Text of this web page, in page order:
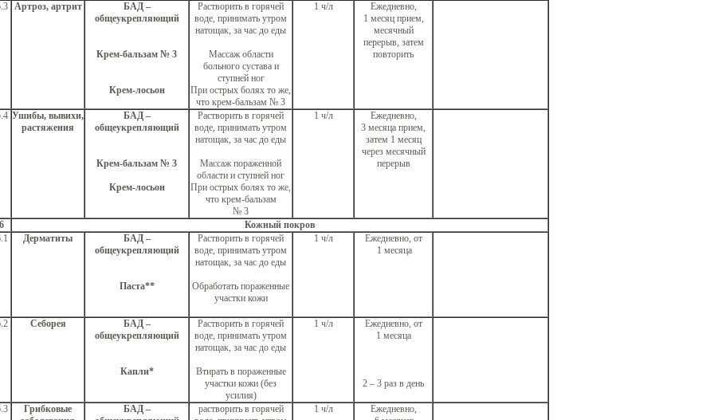
Артроз, артрит
БАД –
общеукрепляющий
Крем-бальзам № 3
Крем-лосьон
Растворить в горячей
воде, принимать утром
натощак, за час до еды
Массаж области
больного сустава и
ступней ног
При острых болях то же,
что крем-бальзам № 3
1 ч/л
Ежедневно,
1 месяц прием,
месячный
перерыв, затем
повторить
Ушибы, вывихи,
растяжения
БАД –
общеукрепляющий
Крем-бальзам № 3
Крем-лосьон
Растворить в горячей
воде, принимать утром
натощак, за час до еды
Массаж пораженной
области и ступней ног
При острых болях то же,
что крем-бальзам
№ 3
1 ч/л
Ежедневно,
3 месяца прием,
затем 1 месяц
через месячный
перерыв
6
Кожный покров
Дерматиты
БАД –
общеукрепляющий
Паста**
Растворить в горячей
воде, принимать утром
натощак, за час до еды
Обработать пораженные
участки кожи
1 ч/л
Ежедневно, от
1 месяца
Себорея
БАД –
общеукрепляющий
Капли*
Растворить в горячей
воде, принимать утром
натощак, за час до еды
Втирать в пораженные
участки кожи (без
усилия)
1 ч/л
Ежедневно, от
1 месяца
2 – 3 раз в день
Грибковые
БАД –
растворить в горячей
1 ч/л
Ежедневно,